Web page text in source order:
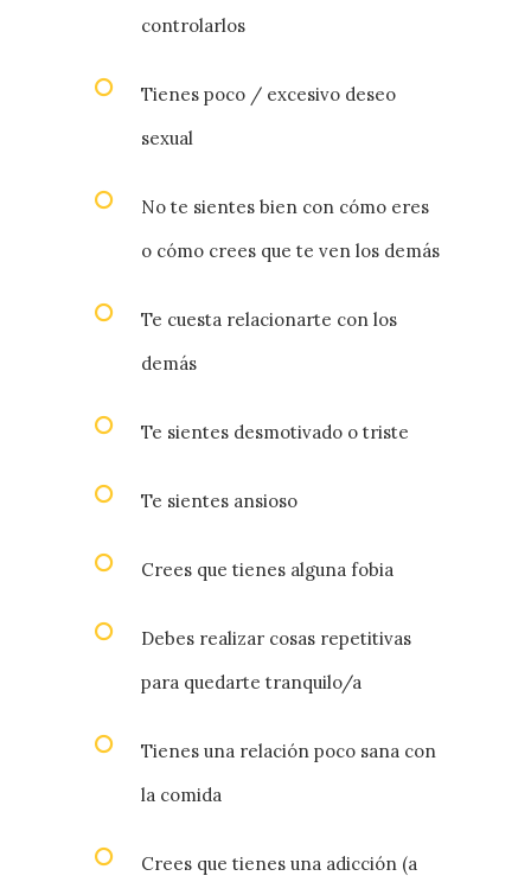
controlarlos
Tienes poco / excesivo deseo
sexual
No te sientes bien con cómo eres
o cómo crees que te ven los demás
Te cuesta relacionarte con los
demás
Te sientes desmotivado o triste
Te sientes ansioso
Crees que tienes alguna fobia
Debes realizar cosas repetitivas
para quedarte tranquilo/a
Tienes una relación poco sana con
la comida
Crees que tienes una adicción (a